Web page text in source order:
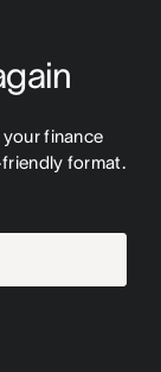
finance
friendly format.